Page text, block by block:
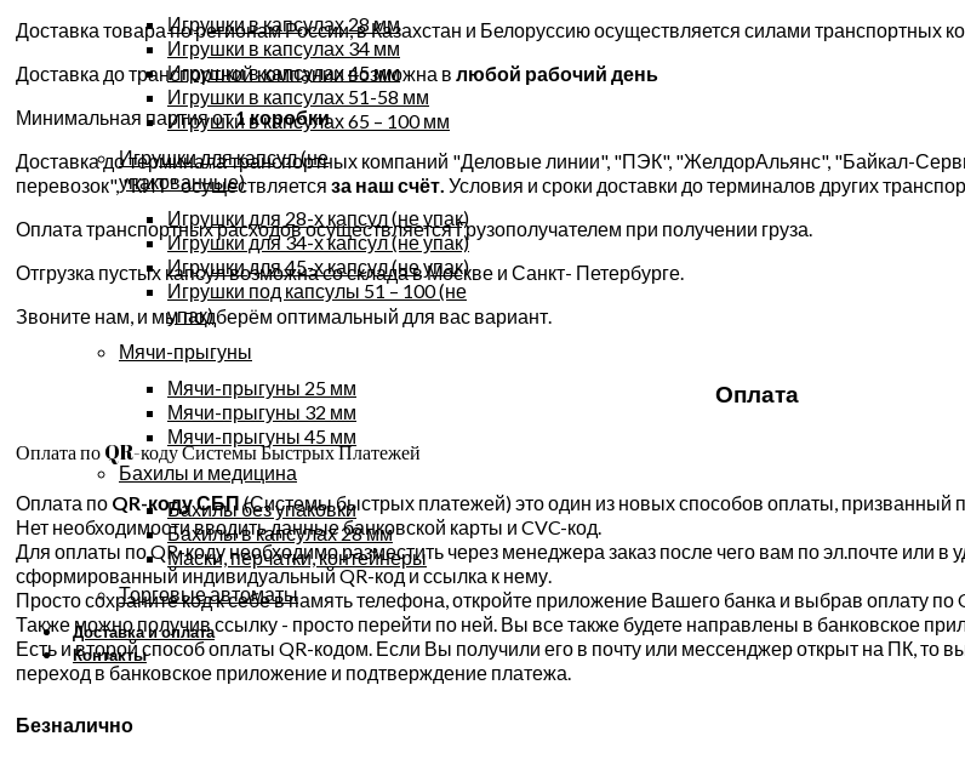
Игрушки в капсулах 28 мм
Игрушки в капсулах 34 мм
Игрушки в капсулах 45 мм
Игрушки в капсулах 51-58 мм
Игрушки в капсулах 65 – 100 мм
Игрушки для капсул (не
упакованные)
Игрушки для 28-х капсул (не упак)
Игрушки для 34-х капсул (не упак)
Игрушки для 45-х капсул (не упак)
Игрушки под капсулы 51 – 100 (не
упак)
Мячи-прыгуны
Мячи-прыгуны 25 мм
Мячи-прыгуны 32 мм
Мячи-прыгуны 45 мм
Бахилы и медицина
Бахилы без упаковки
Бахилы в капсулах 28 мм
Маски, перчатки, контейнеры
Торговые автоматы
Доставка и оплата
Контакты
Доставка товара по регионам России, в Казахстан и Белоруссию осуществляется силами транспортных
Доставка до транспортной компании возможна в любой рабочий день
Минимальная партия от1 коробки
Доставка до терминала транспортных компаний "Деловые линии", "ПЭК", "ЖелдорАльянс", "Байкал-
перевозок", "КИТ" осуществляется за наш счёт. Условия и сроки доставки до терминалов других
Оплата транспортных расходов осуществляется Грузополучателем при получении груза.
Отгрузка пустых капсул возможна со склада в Москве и Санкт- Петербурге.
Звоните нам, и мы подберём оптимальный для вас вариант.
Оплата
Оплата по QR-коду Системы Быстрых Платежей
Оплата по QR-коду СБП(Системы быстрых платежей) это один из новых способов оплаты, призванный
Нет необходимости вводить данные банковской карты и CVC-код.
Для оплаты по QR-коду необходимо разместить через менеджера заказ после чего вам по эл.почте или
сформированный индивидуальный QR-код и ссылка к нему.
Просто сохраните код к себе в память телефона, откройте приложение Вашего банка и выбрав оплату по
Также можно получив ссылку - просто перейти по ней. Вы все также будете направлены в банковское
Есть и второй способ оплаты QR-кодом. Если Вы получили его в почту или мессенджер открыт на ПК, то
переход в банковское приложение и подтверждение платежа.
Безналично